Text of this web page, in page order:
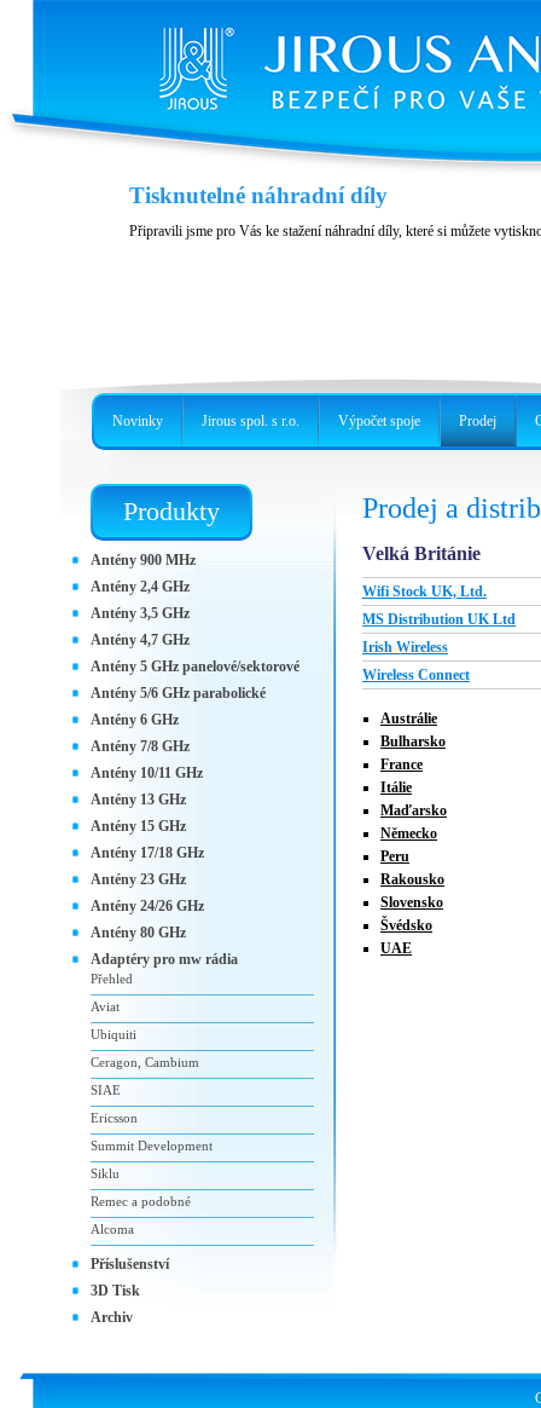
Variabilita a příslušenství
Nerezové provedení, precizní držák nebo kovový box
Tisknutelné náhradní díly
Připravili jsme pro Vás ke stažení náhradní díly, které si můžete
Prodej a
Velká Británie
Wifi Stock UK, Ltd.
MS Distribution UK Ltd
Irish Wireless
Wireless Connect
Austrálie
Bulharsko
France
Itálie
Maďarsko
Německo
Peru
Rakousko
Slovensko
Švédsko
UAE
Produkty
Antény 900 MHz
Antény 2,4 GHz
Antény 3,5 GHz
Antény 4,7 GHz
Antény 5 GHz panelové/sektorové
Antény 5/6 GHz parabolické
Antény 6 GHz
Antény 7/8 GHz
Antény 10/11 GHz
Antény 13 GHz
Antény 15 GHz
Antény 17/18 GHz
Antény 23 GHz
Antény 24/26 GHz
Antény 80 GHz
Adaptéry pro mw rádia
Přehled
Aviat
Ubiquiti
Ceragon, Cambium
SIAE
Ericsson
Summit Development
Siklu
Remec a podobné
Alcoma
Příslušenství
3D Tisk
Archiv
Novinky Jirous spol. s r.o. Výpočet spoje Prodej